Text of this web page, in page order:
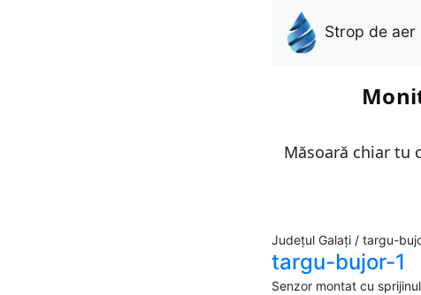
Strop de aer
Măsoară chiar tu
Județul Galați / targu-
targu-bujor-1
Senzor montat cu sprijinul